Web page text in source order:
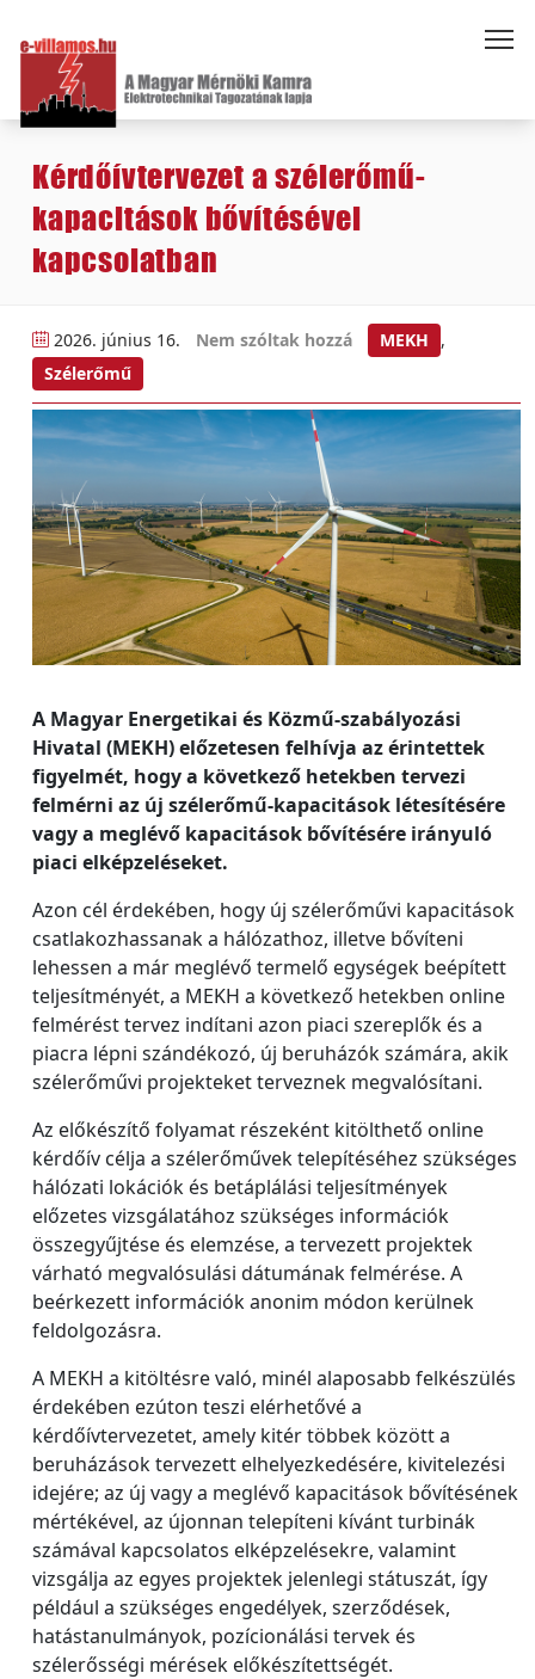
Kérdőívtervezet a szélerőmű-
kapacitások bővítésével
kapcsolatban
2026. június 16. Nem szóltak hozzá MEKH
,
Szélerőmű
A Magyar Energetikai és Közmű-szabályozási
Hivatal (MEKH) előzetesen felhívja az érintettek
figyelmét, hogy a következő hetekben tervezi
felmérni az új szélerőmű-kapacitások létesítésére
vagy a meglévő kapacitások bővítésére irányuló
piaci elképzeléseket.
Azon cél érdekében, hogy új szélerőművi kapacitások
csatlakozhassanak a hálózathoz, illetve bővíteni
lehessen a már meglévő termelő egységek beépített
teljesítményét, a MEKH a következő hetekben online
felmérést tervez indítani azon piaci szereplők és a
piacra lépni szándékozó, új beruházók számára, akik
szélerőművi projekteket terveznek megvalósítani.
Az előkészítő folyamat részeként kitölthető online
kérdőív célja a szélerőművek telepítéséhez szükséges
hálózati lokációk és betáplálási teljesítmények
előzetes vizsgálatához szükséges információk
összegyűjtése és elemzése, a tervezett projektek
várható megvalósulási dátumának felmérése. A
beérkezett információk anonim módon kerülnek
feldolgozásra.
A MEKH a kitöltésre való, minél alaposabb felkészülés
érdekében ezúton teszi elérhetővé a
kérdőívtervezetet, amely kitér többek között a
beruházások tervezett elhelyezkedésére, kivitelezési
idejére; az új vagy a meglévő kapacitások bővítésének
mértékével, az újonnan telepíteni kívánt turbinák
számával kapcsolatos elképzelésekre, valamint
vizsgálja az egyes projektek jelenlegi státuszát, így
például a szükséges engedélyek, szerződések,
hatástanulmányok, pozícionálási tervek és
szélerősségi mérések előkészítettségét.